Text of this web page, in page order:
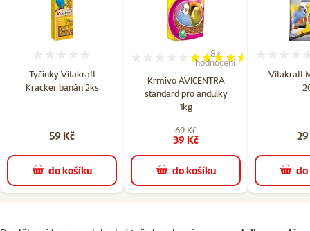
Tyčinky Vitakraft
Kracker banán 2ks
59 Kč
do košíku
Krmivo AVICENTRA
standard pro andulky
1kg
Hodnocení 90%, počet
8×
hodnocení
69 Kč
39 Kč
do košíku
Vitakraft